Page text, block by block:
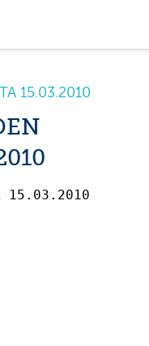
15.03.2010